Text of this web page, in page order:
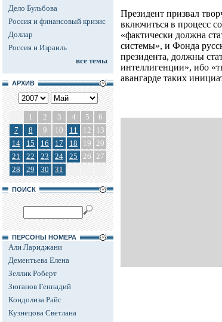
Дело Бульбова
Россия и финансовый кризис
Доллар
Россия и Израиль
все темы
АРХИВ
1 2 3 4 5
6
7
8 9 10 11 12
13
14
15 16 17 18 19 20
21
22 23 24 25 26 27
28
29 30 31
ПОИСК
ПЕРСОНЫ НОМЕРА
Али Лариджани
Дементьева Елена
Зеллик Роберт
Зюганов Геннадий
Кондолиза Райс
Кузнецова Светлана
Президент призвал
включиться в процесс
«фактически должна
системы», и Фонда
президента, должны
интеллигенции», ибо
авангарде таких